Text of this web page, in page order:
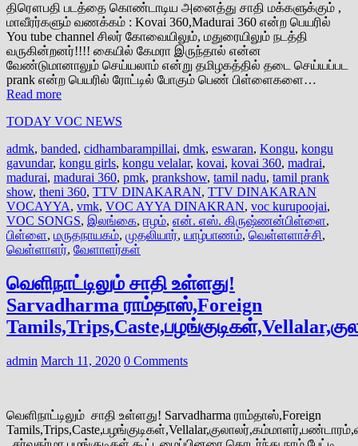
திரௌபதி படத்தை கொண்டாடிய அனைத்து சாதி மக்களுக்கும் ,
மாவீரர்களும் வணக்கம் : Kovai 360,Madurai 360 என்ற பெயரில்
You tube channel சிலர் கோவையிலும், மதுரையிலும் நடத்தி
வருகின்றனர்!!!! கையில் கேமரா இருந்தால் என்ன
வேண்டுமானாலும் செய்யலாம் என்று தமிழகத்தில் தடை செய்யப்பட
prank என்ற பெயரில் ரோட்டில் போகும் பெண் பிள்ளைகளை…
Read more
TODAY VOC NEWS
admk, banded, cidhambarampillai, dmk, eswaran, Kongu, kongu
gavundar, kongu girls, kongu velalar, kovai, kovai 360, madrai,
madurai, madurai 360, pmk, prankshow, tamil nadu, tamil prank
show, theni 360, TTV DINAKARAN, TTV DINAKARAN
VOCAYYA, vmk, VOC AYYA DINAKRAN, voc kurupoojai,
VOC SONGS, இலங்கை, ஈழம், என். எஸ். கிருஷ்ணன்பிள்ளை,
பிள்ளை, மருதநாயகம், முதலியார், யாழ்பாணம், வெள்ளளாச்சி,
வெள்ளாளர், வேளாளர்கள்
வெளிநாட்டிலும் சாதி உள்ளது!
Sarvadharma ராம்தாஸ்,Foreign
admin March 11, 2020 0 Comments
வெளிநாட்டிலும் சாதி உள்ளது! Sarvadharma ராம்தாஸ்,Foreign